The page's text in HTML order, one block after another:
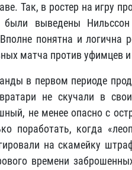
Так, в ростер на игру
выведены
понятна и логична
матча против уфимцев
в первом периоде
не скучали в
не менее опасно с
поработать, когда
на скамейку
времени